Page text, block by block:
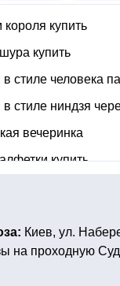
короля купить
купить
стиле человека
стиле ниндзя
вечеринка
купить
с рогами
оформление
Киев, ул.
на проходную